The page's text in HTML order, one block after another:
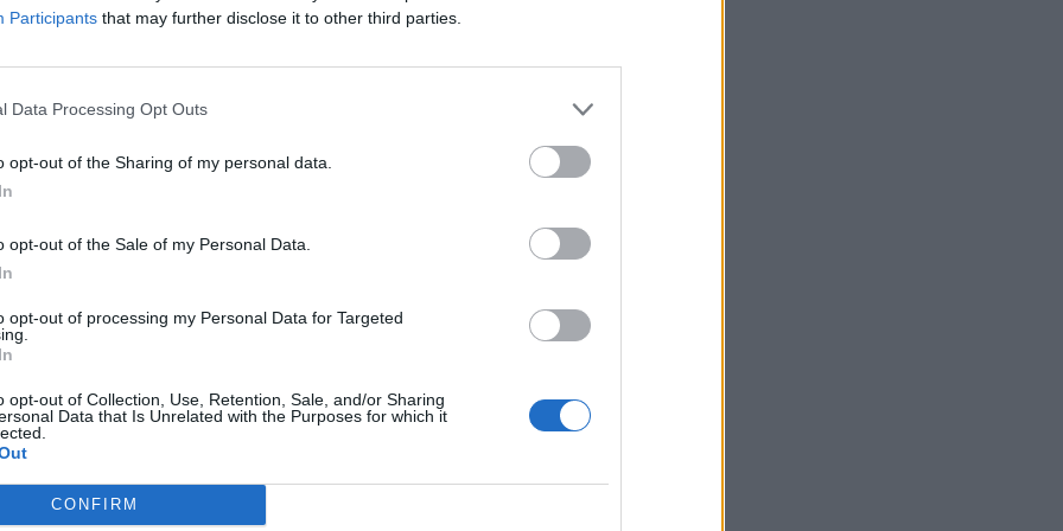
Participants that may further disclose it to other third parties.
Data Processing Opt Outs
opt-out of the Sharing of my personal data.
opt-out of the Sale of my Personal Data.
opt-out of processing my Personal Data for Targeted
opt-out of Collection, Use, Retention, Sale, and/or Sharing
Data that Is Unrelated with the Purposes for which it
CONFIRM
(αλλαγή ώρας, αύξηση δρομολογίων
και το δρομολόγιο,
λεωφορεία στονΚεντρικό Σταθμό, στη
μετά την Σπάρτη
θα πληρώνουν μόνο το αντίτιμο